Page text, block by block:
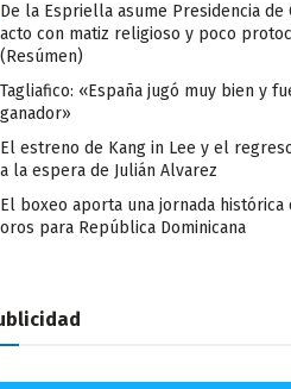
De la Espriella asume Presidencia de
acto con matiz religioso y poco
(Resúmen)
Tagliafico: «España jugó muy bien y
ganador»
El estreno de Kang in Lee y el
a la espera de Julián Alvarez
El boxeo aporta una jornada histórica
oros para República Dominicana